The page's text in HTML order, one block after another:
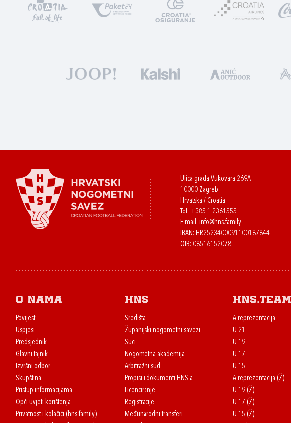
Ulica grada Vukovara 269A
10000 Zagreb
Hrvatska / Croatia
Tel: +385 1 2361555
E-mail: info@hns.family
IBAN: HR2523400091100187844
OIB: 08516152078
O nama
Povijest
Uspjesi
Predsjednik
Glavni tajnik
Izvršni odbor
Skupština
Pristup informacijama
Opći uvjeti korištenja
Privatnost i kolačići (hns.family)
HNS
Središta
Županijski nogometni savezi
Suci
Nogometna akademija
Arbitražni sud
Propisi i dokumenti HNS-a
Licenciranje
Registracije
Međunarodni transferi
HNS.team
A reprezentacija
U-21
U-19
U-17
U-15
A reprezentacija (Ž)
U-19 (Ž)
U-17 (Ž)
U-15 (Ž)